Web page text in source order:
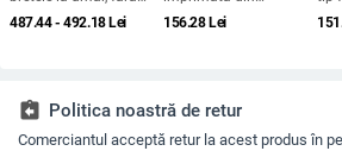
mâneci, talie medie,
fustă tutu, mătase
487.44 - 492.18Lei
Brushed Milk Silk, cu
un umăr, decolteu
156.28Lei
assignment_return Politica noastră de retur
Comerciantul acceptă retur la acest produs în